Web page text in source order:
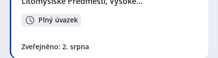
Plný úvazek
Zveřejněno: 2. srpna